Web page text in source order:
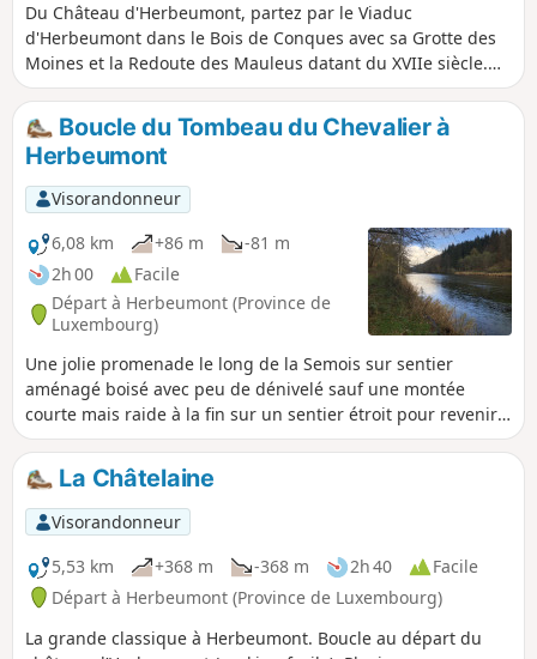
Du Château d'Herbeumont, partez par le Viaduc
d'Herbeumont dans le Bois de Conques avec sa Grotte des
Moines et la Redoute des Mauleus datant du XVIIe siècle.
Longez la Semois, découvrez le point de vue du Castelain, et
revenez par le Bois de Sainte-Cécile et le point de vue de
Libaipire donnant sur le Tombeau du Chevalier et le
Château d'Herbeumont.
Boucle du Tombeau du Chevalier à
Herbeumont
Visorandonneur
6,08 km
+86 m
-81 m
2h 00
Facile
Départ à Herbeumont (Province de
Luxembourg)
Une jolie promenade le long de la Semois sur sentier
aménagé boisé avec peu de dénivelé sauf une montée
courte mais raide à la fin sur un sentier étroit pour revenir
au point de départ.
La Châtelaine
Visorandonneur
5,53 km
+368 m -368 m 2h 40
Facile
Départ à Herbeumont (Province de Luxembourg)
La grande classique à Herbeumont. Boucle au départ du